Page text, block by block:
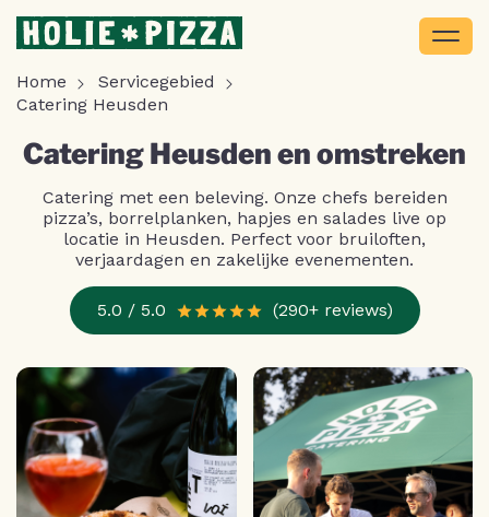
Home
Servicegebied
Catering Heusden
Catering Heusden en omstreken
Catering met een beleving. Onze chefs bereiden
pizza’s, borrelplanken, hapjes en salades live op
locatie in Heusden. Perfect voor bruiloften,
verjaardagen en zakelijke evenementen.
5.0 / 5.0 (290+ reviews)